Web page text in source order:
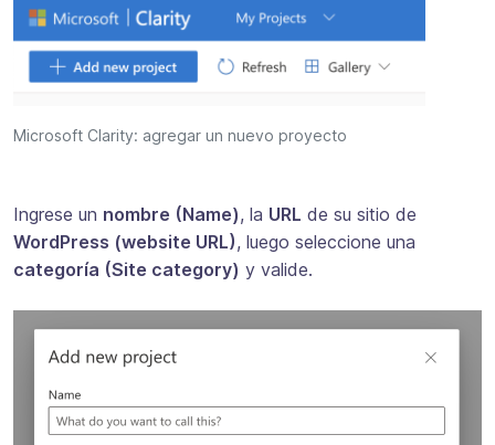
Microsoft Clarity: agregar un nuevo proyecto
Ingrese un nombre (Name), la URL de su sitio de
WordPress (website URL), luego seleccione una
categoría (Site category) y valide.